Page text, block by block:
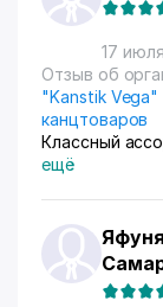
17
Отзыв об
"Kanstik
канцтоваров
Классный
ещё